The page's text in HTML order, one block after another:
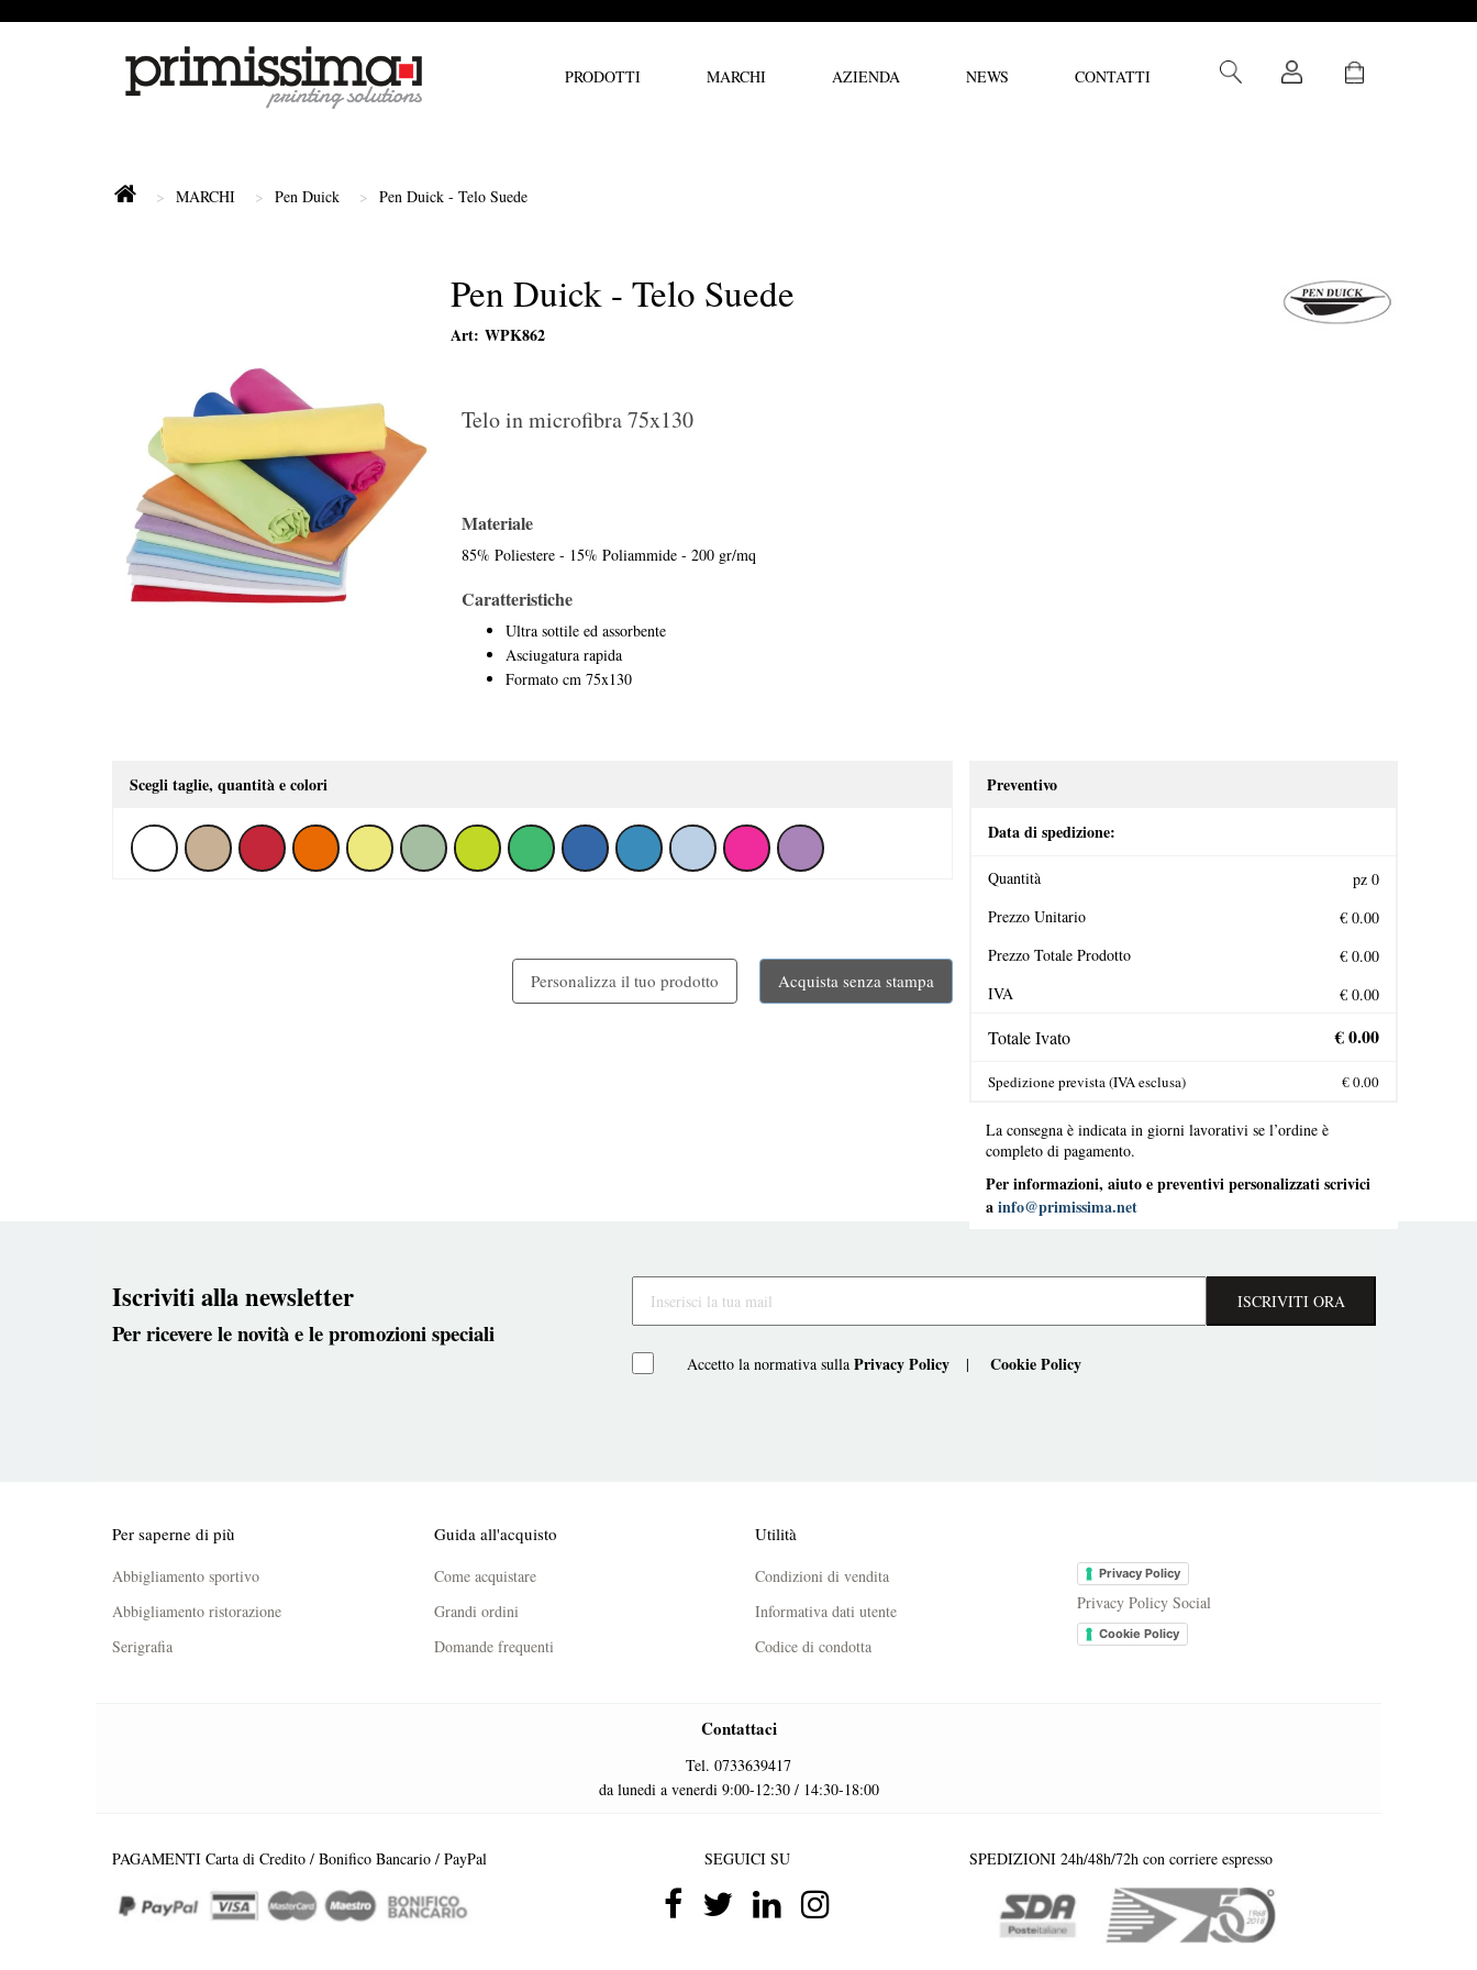
PRODOTTI MARCHI AZIENDA NEWS CONTATTI
MARCHI Pen Duick Pen Duick - Telo Suede
Pen Duick - Telo Suede
Art: WPK862
Telo in microfibra 75x130
Materiale
85% Poliestere - 15% Poliammide - 200 gr/mq
Caratteristiche
Ultra sottile ed assorbente
Asciugatura rapida
Formato cm 75x130
Scegli taglie, quantità e colori
Acquista senza stampa
Personalizza il tuo prodotto
Preventivo
Data di spedizione:
Quantità
Prezzo Unitario
Prezzo Totale Prodotto
IVA
Totale Ivato
Spedizione prevista (IVA esclusa)
La consegna è indicata in giorni lavorativi se l’ordine è
completo di pagamento.
Per informazioni, aiuto e preventivi personalizzati scrivici
ainfo@primissima.net
Iscriviti alla newsletter
Per ricevere le novità e le promozioni speciali
ISCRIVITI ORA
Accetto la normativa sulla Privacy Policy | Cookie Policy
Per saperne di più
Abbigliamento sportivo
Abbigliamento ristorazione
Serigrafia
Guida all'acquisto
Come acquistare
Grandi ordini
Domande frequenti
Utilità
Condizioni di vendita
Informativa dati utente
Codice di condotta
Privacy Policy
Privacy Policy Social
Cookie Policy
Contattaci
Tel. 0733639417
da lunedi a venerdi 9:00-12:30 / 14:30-18:00
PAGAMENTI Carta di Credito / Bonifico Bancario / PayPal SEGUICI SU SPEDIZIONI 24h/48h/72h con corriere espresso